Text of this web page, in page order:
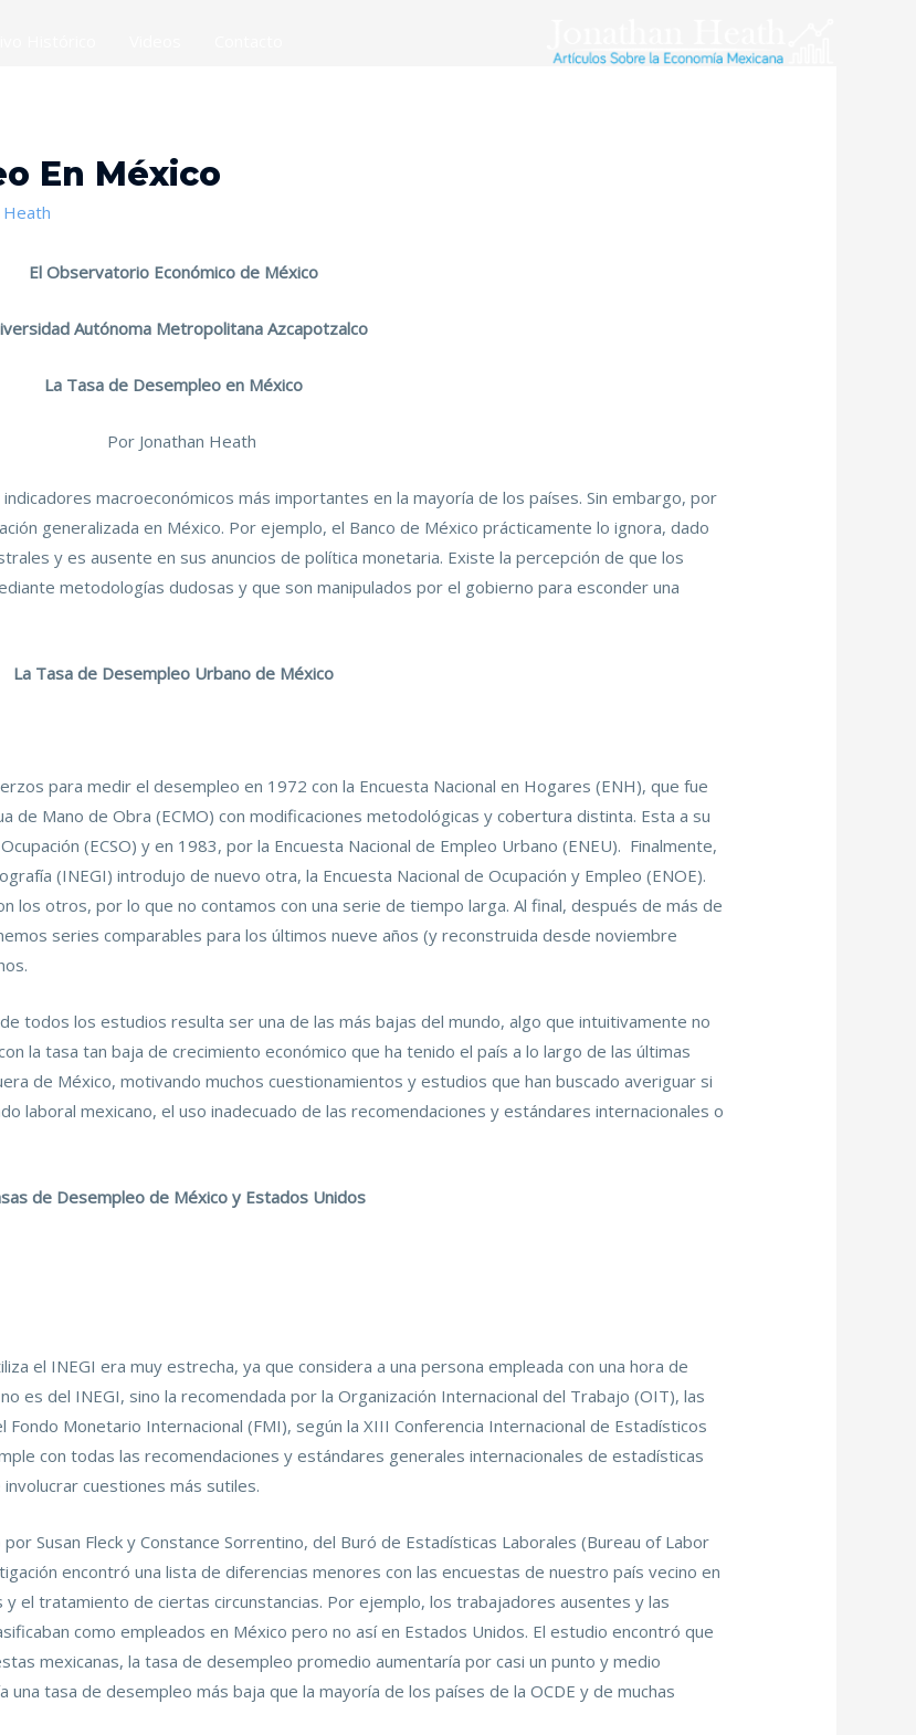
En México
Heath
El Observatorio Económico de México
Autónoma Metropolitana Azcapotzalco
La Tasa de Desempleo en México
Heath
macroeconómicos más importantes en la mayoría de los países. Sin embargo, por
generalizada en México. Por ejemplo, el Banco de México prácticamente lo ignora, dado
y es ausente en sus anuncios de política monetaria. Existe la percepción de que los
metodologías dudosas y que son manipulados por el gobierno para esconder una
La Tasa de Desempleo Urbano de México
para medir el desempleo en 1972 con la Encuesta Nacional en Hogares (ENH), que fue
de Mano de Obra (ECMO) con modificaciones metodológicas y cobertura distinta. Esta a su
(ECSO) y en 1983, por la Encuesta Nacional de Empleo Urbano (ENEU). Finalmente,
(INEGI) introdujo de nuevo otra, la Encuesta Nacional de Ocupación y Empleo (ENOE).
los otros, por lo que no contamos con una serie de tiempo larga. Al final, después de más de
series comparables para los últimos nueve años (y reconstruida desde noviembre
todos los estudios resulta ser una de las más bajas del mundo, algo que intuitivamente no
la tasa tan baja de crecimiento económico que ha tenido el país a lo largo de las últimas
de México, motivando muchos cuestionamientos y estudios que han buscado averiguar si
laboral mexicano, el uso inadecuado de las recomendaciones y estándares internacionales o
de Desempleo de México y Estados Unidos
el INEGI era muy estrecha, ya que considera a una persona empleada con una hora de
es del INEGI, sino la recomendada por la Organización Internacional del Trabajo (OIT), las
Fondo Monetario Internacional (FMI), según la XIII Conferencia Internacional de Estadísticos
con todas las recomendaciones y estándares generales internacionales de estadísticas
cuestiones más sutiles.
Susan Fleck y Constance Sorrentino, del Buró de Estadísticas Laborales (Bureau of Labor
encontró una lista de diferencias menores con las encuestas de nuestro país vecino en
el tratamiento de ciertas circunstancias. Por ejemplo, los trabajadores ausentes y las
como empleados en México pero no así en Estados Unidos. El estudio encontró que
mexicanas, la tasa de desempleo promedio aumentaría por casi un punto y medio
tasa de desempleo más baja que la mayoría de los países de la OCDE y de muchas